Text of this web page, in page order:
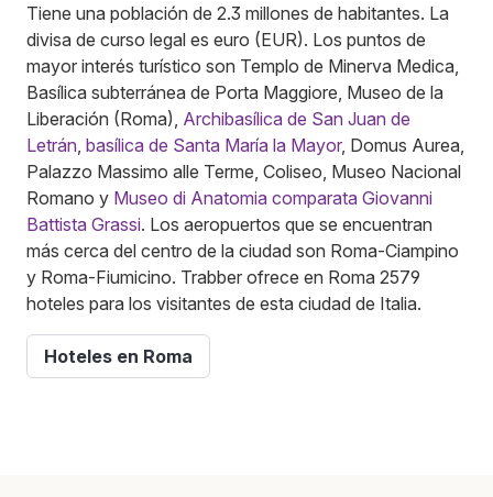
Tiene una población de 2.3 millones de habitantes. La
divisa de curso legal es euro (EUR). Los puntos de
mayor interés turístico son Templo de Minerva Medica,
Basílica subterránea de Porta Maggiore, Museo de la
Liberación (Roma), Archibasílica de San Juan de
Letrán basílica de Santa María la Mayor, Domus Aurea,
Palazzo Massimo alle Terme, Coliseo, Museo Nacional
Romano y Museo di Anatomia comparata Giovanni
Battista Grassi. Los aeropuertos que se encuentran
más cerca del centro de la ciudad son Roma-Ciampino
y Roma-Fiumicino. Trabber ofrece en Roma 2579
hoteles para los visitantes de esta ciudad de Italia.
Hoteles en Roma